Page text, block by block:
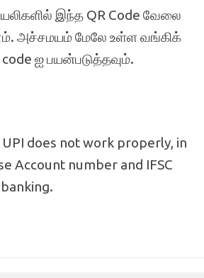
இந்த QR Code வேலை
அச்சமயம் மேலே உள்ள வங்கிக்
ஐ பயன்படுத்தவும்.
does not work properly, in
Account number and IFSC